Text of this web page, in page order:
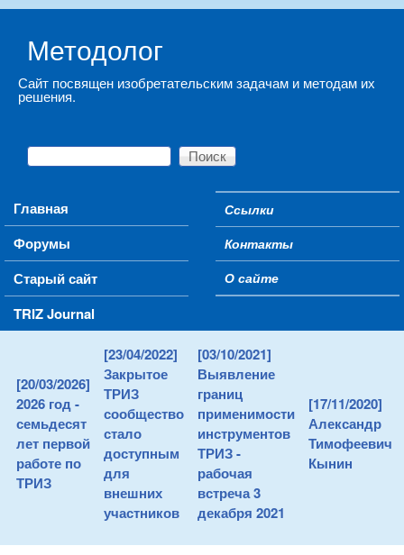
Методолог
Сайт посвящен изобретательским задачам и методам их
решения.
Форма поиска
Поиск
Main menu
Главная
Форумы
Старый сайт
TRIZ Journal
Secondary menu
Ссылки
Контакты
О сайте
[20/03/2026]
2026 год -
семьдесят
лет первой
работе по
ТРИЗ
[23/04/2022]
Закрытое
ТРИЗ
сообщество
стало
доступным
для
внешних
участников
[03/10/2021]
Выявление
границ
применимости
инструментов
ТРИЗ -
рабочая
встреча 3
декабря 2021
[17/11/2020]
Александр
Тимофеевич
Кынин